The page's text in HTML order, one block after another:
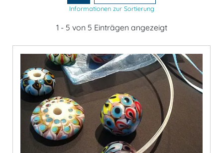
Informationen zur Sortierung
1 - 5 von 5 Einträgen angezeigt